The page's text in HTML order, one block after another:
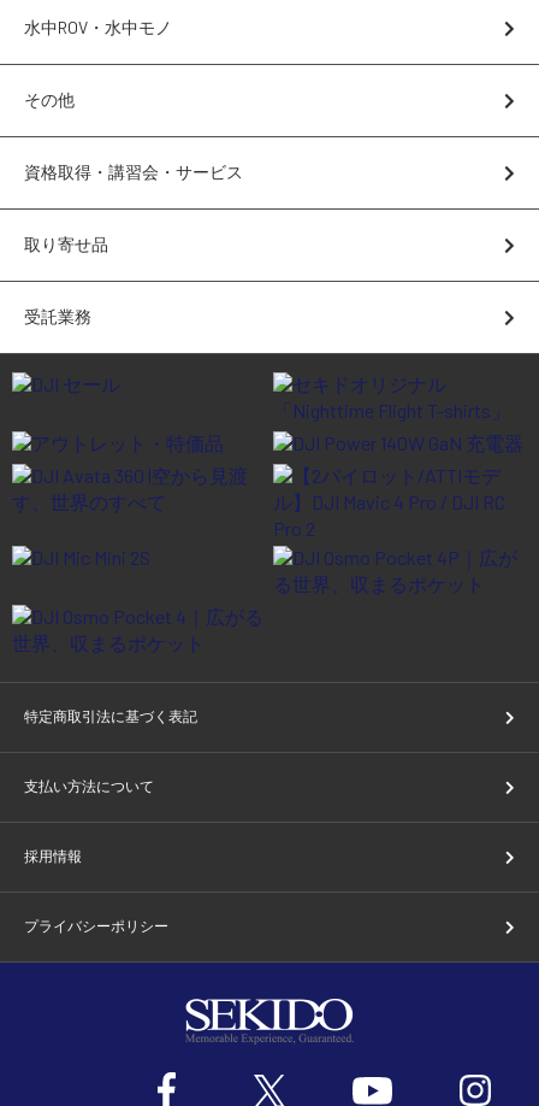
講習会･国家資格･WEBセミナー
サポート・Q&A / 法人・学生のお客様
SEKIDO
コーポレートサイト
SEKIDO 会社概要
水中ROV・水中モノ
その他
資格取得・講習会・サービス
取り寄せ品
受託業務
特定商取引法に基づく表記
支払い方法について
採用情報
プライバシーポリシー